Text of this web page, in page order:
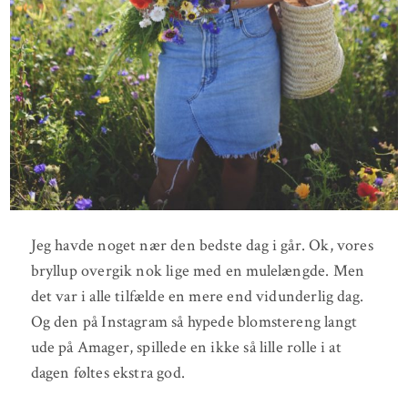
Jeg havde noget nær den bedste dag i går. Ok, vores
bryllup overgik nok lige med en mulelængde. Men
det var i alle tilfælde en mere end vidunderlig dag.
Og den på Instagram så hypede blomstereng langt
ude på Amager, spillede en ikke så lille rolle i at
dagen føltes ekstra god.